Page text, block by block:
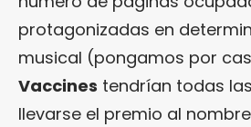
protagonizadas en
musical (pongamos por
Vaccines tendrían todas
llevarse el premio al